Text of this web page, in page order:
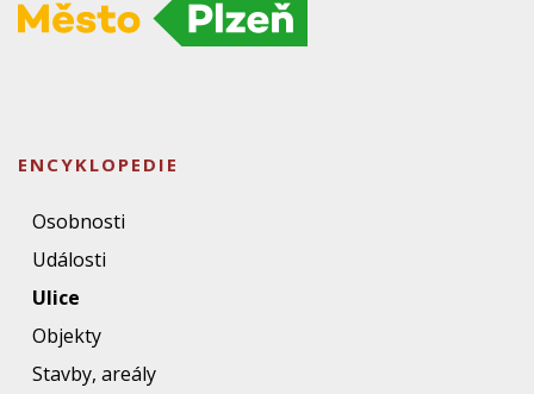
ENCYKLOPEDIE
Osobnosti
Události
Ulice
Objekty
Stavby, areály